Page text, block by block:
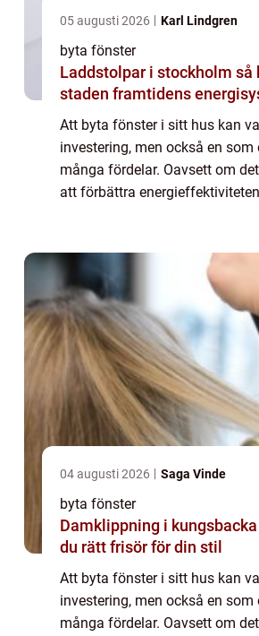
05 augusti 2026 Karl Lindgren
byta fönster
Laddstolpar i stockholm så bygger
staden framtidens
Att byta fönster i sitt hus kan
investering, men också en som
många fördelar. Oavsett om
att förbättra
04 augusti 2026 Saga Vinde
byta fönster
Damklippning i kungsbacka så hittar
du rätt frisör för din stil
Att byta fönster i sitt hus kan
investering, men också en som
många fördelar. Oavsett om